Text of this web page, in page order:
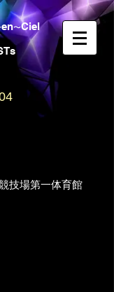
en〜Ciel
技場第一体育館